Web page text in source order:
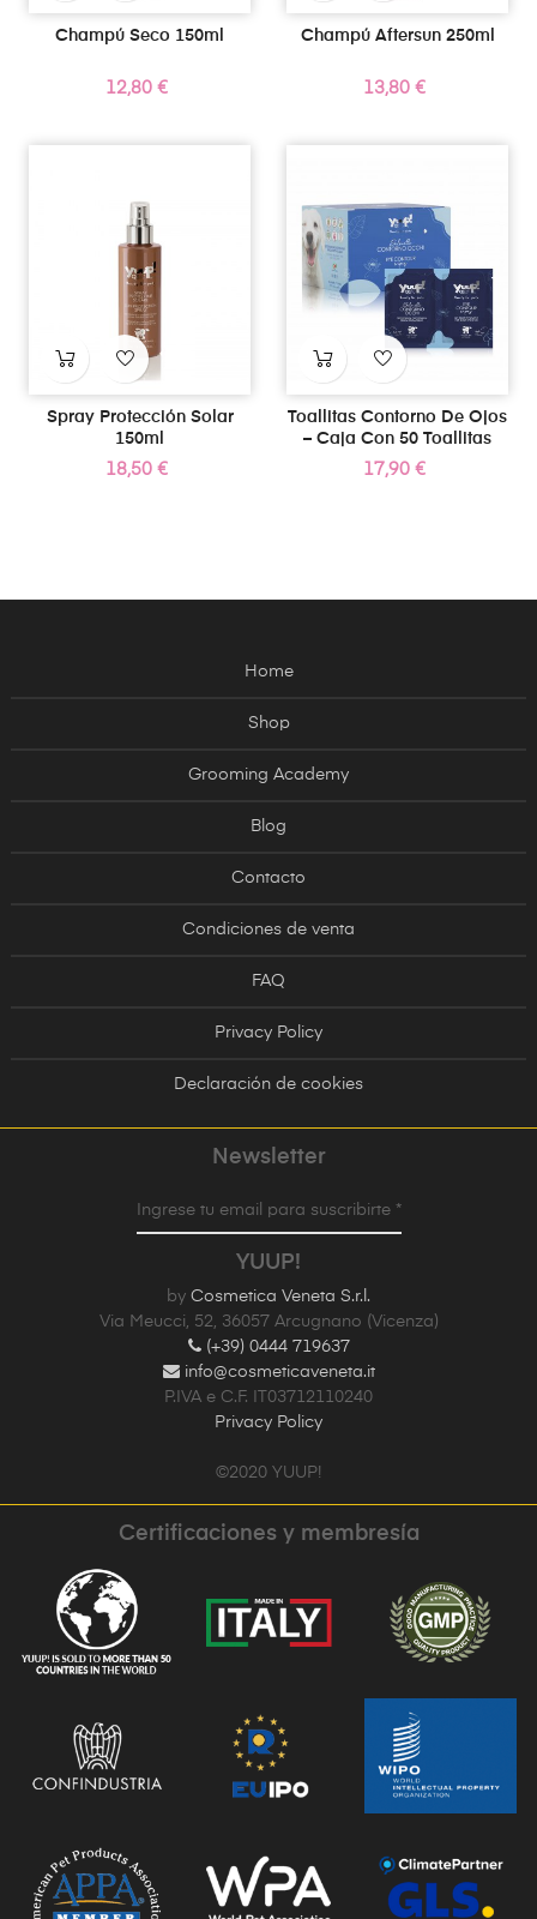
Champú Seco 150ml
Precio
12,80 €
Champú Aftersun 250ml
Precio
13,80 €
Spray Protección Solar
150ml
Precio
18,50 €
Toallitas Contorno De Ojos
– Caja Con 50 Toallitas
Precio
17,90 €
Home
Shop
Grooming Academy
Blog
Contacto
Condiciones de venta
FAQ
Privacy Policy
Declaración de cookies
Newsletter
Ingrese tu email para suscribirte *
YUUP!
by Cosmetica Veneta S.r.l.
Via Meucci, 52, 36057 Arcugnano (Vicenza)
(+39) 0444 719637
info@cosmeticaveneta.it
P.IVA e C.F. IT03712110240
Privacy Policy
©2020 YUUP!
Certificaciones y membresía